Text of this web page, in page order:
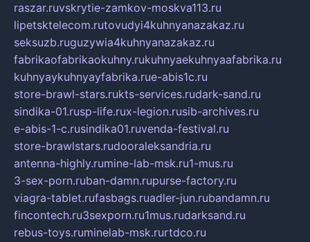
raszar.ruvskrytie-zamkov-moskva113.ru
lipetsktelecom.rutovudyi4kuhnyanazakaz.ru
seksuzb.ruguzywia4kuhnyanazakaz.ru
fabrikaofabrikaokuhny.rukuhnyaekuhnyaafabrika.ru
kuhnyaykuhnyayfabrika.rue-abis1c.ru
store-brawl-stars.rukts-services.rudark-sand.ru
sindika-01.rusp-life.rux-legion.rusib-archives.ru
e-abis-1-c.rusindika01.ruvenda-festival.ru
store-brawlstars.rudooraleksandria.ru
antenna-highly.rumine-lab-msk.ru1-mus.ru
3-sex-porn.ruban-damn.rupurse-factory.ru
viagra-tablet.rufasbags.ruadler-jun.rubandamn.ru
fincontech.ru3sexporn.ru1mus.rudarksand.ru
rebus-toys.ruminelab-msk.rurtdco.ru